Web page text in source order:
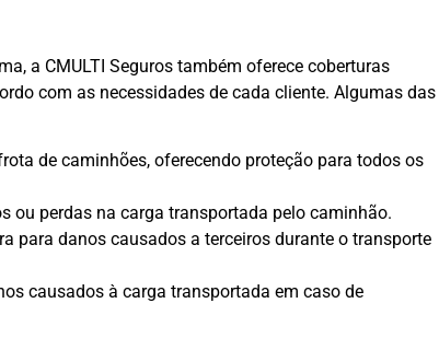
a CMULTI Seguros também oferece coberturas
com as necessidades de cada cliente. Algumas das
de caminhões, oferecendo proteção para todos os
ou perdas na carga transportada pelo caminhão.
para danos causados a terceiros durante o transporte
causados à carga transportada em caso de